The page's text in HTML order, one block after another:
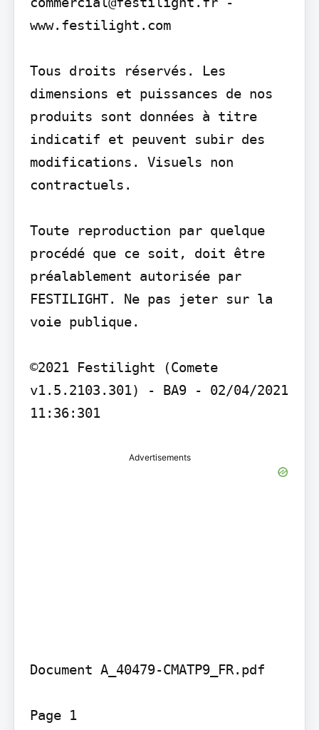
www.festilight.com
Tous droits réservés. Les
dimensions et puissances de nos
produits sont données à titre
indicatif et peuvent subir des
modifications. Visuels non
contractuels.
Toute reproduction par quelque
procédé que ce soit, doit être
préalablement autorisée par
FESTILIGHT. Ne pas jeter sur la
voie publique.
©2021 Festilight (Comete
v1.5.2103.301) - BA9 - 02/04/2021
11:36:301
Advertisements
Document A_40479-CMATP9_FR.pdf
Page 1